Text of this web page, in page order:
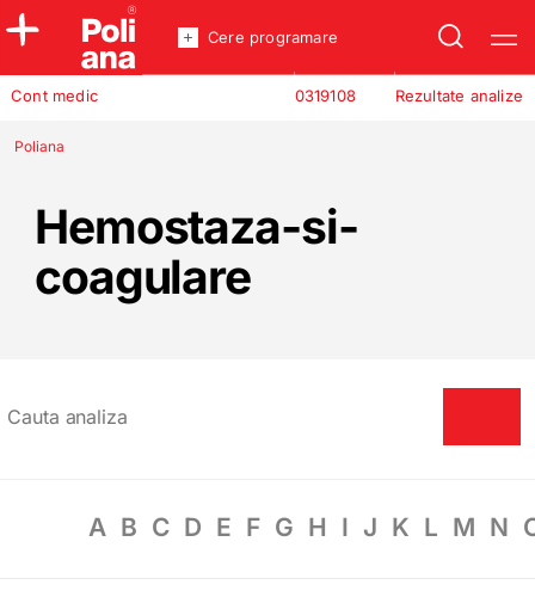
Policlinica
Incredere
Cont medic Rezultate analize
0319108
Cere programare
Poliana
Hemostaza-si-
coagulare
A B C D E F G H I J K L M N